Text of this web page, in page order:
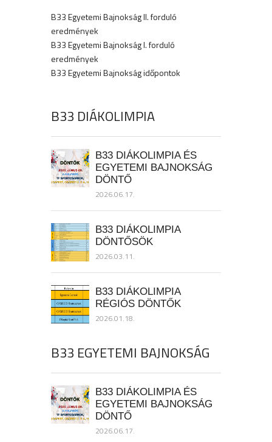
B33 Egyetemi Bajnokság II. forduló
eredmények
B33 Egyetemi Bajnokság I. forduló
eredmények
B33 Egyetemi Bajnokság időpontok
B33 DIÁKOLIMPIA
B33 DIÁKOLIMPIA ÉS
EGYETEMI BAJNOKSÁG
DÖNTŐ
2026.06.17.
B33 DIÁKOLIMPIA
DÖNTŐSÖK
2026.03.11.
B33 DIÁKOLIMPIA
RÉGIÓS DÖNTŐK
2026.01.18.
B33 EGYETEMI BAJNOKSÁG
B33 DIÁKOLIMPIA ÉS
EGYETEMI BAJNOKSÁG
DÖNTŐ
2026.06.17.